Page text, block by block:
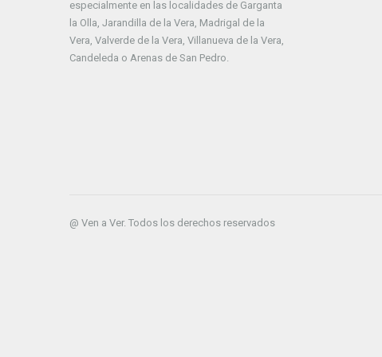
especialmente en las localidades de Garganta
la Olla, Jarandilla de la Vera, Madrigal de la
Vera, Valverde de la Vera, Villanueva de la Vera,
Candeleda o Arenas de San Pedro.
@ Ven a Ver. Todos los derechos reservados